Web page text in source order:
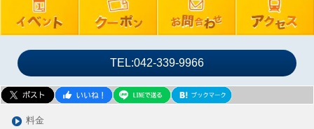
2024年05月
2024年04月
2024年03月
2024年02月
2024年01月
2023年12月
TEL:042-339-9966
料金